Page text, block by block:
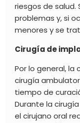
riesgos de salud.
problemas y, si
menores y se
Cirugía de
Por lo general, la
cirugía
tiempo de
Durante la
el cirujano oral